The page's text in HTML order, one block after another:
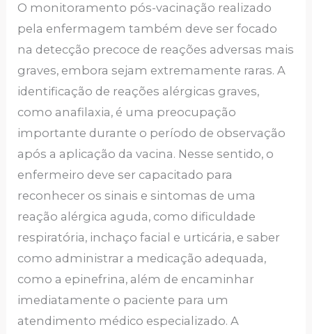
O monitoramento pós-vacinação realizado
pela enfermagem também deve ser focado
na detecção precoce de reações adversas mais
graves, embora sejam extremamente raras. A
identificação de reações alérgicas graves,
como anafilaxia, é uma preocupação
importante durante o período de observação
após a aplicação da vacina. Nesse sentido, o
enfermeiro deve ser capacitado para
reconhecer os sinais e sintomas de uma
reação alérgica aguda, como dificuldade
respiratória, inchaço facial e urticária, e saber
como administrar a medicação adequada,
como a epinefrina, além de encaminhar
imediatamente o paciente para um
atendimento médico especializado. A